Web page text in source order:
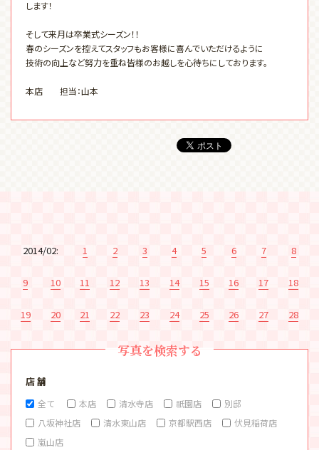
します！
そして来月は卒業式シーズン！！
春のシーズンを控えてスタッフもお客様に喜んでいただけるように
技術の向上など努力を重ね皆様のお越しを心待ちにしております。
本店 担当：山本
2014/02: 1 2 3 4 5 6 7 8
9 10 11 12 13 14 15 16 17 18
19 20 21 22 23 24 25 26 27 28
写真を検索する
店 舗
全て 本店 清水寺店 祇園店
別邸
八坂神社店
清水東山店 京都駅西店
伏見稲荷店
嵐山店